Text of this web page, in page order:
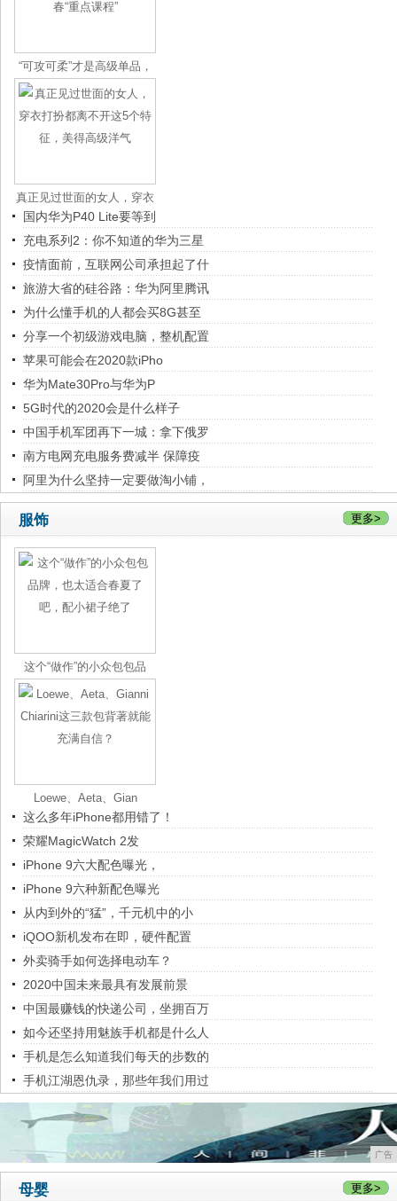
“可攻可柔”才是高级单品，
ge
真正见过世面的女人，穿衣
打扮都
国内华为P40 Lite要等到
充电系列2：你不知道的华为三星
疫情面前，互联网公司承担起了什
旅游大省的硅谷路：华为阿里腾讯
为什么懂手机的人都会买8G甚至
分享一个初级游戏电脑，整机配置
苹果可能会在2020款iPho
华为Mate30Pro与华为P
5G时代的2020会是什么样子
中国手机军团再下一城：拿下俄罗
南方电网充电服务费减半 保障疫
阿里为什么坚持一定要做淘小铺，
服饰 更多>
这个“做作”的小众包包品
牌，也
Loewe、Aeta、Gian
这么多年iPhone都用错了！
荣耀MagicWatch 2发
iPhone 9六大配色曝光，
iPhone 9六种新配色曝光
从内到外的“猛”，千元机中的小
iQOO新机发布在即，硬件配置
外卖骑手如何选择电动车？
2020中国未来最具有发展前景
中国最赚钱的快递公司，坐拥百万
如今还坚持用魅族手机都是什么人
手机是怎么知道我们每天的步数的
手机江湖恩仇录，那些年我们用过
广告
母婴 更多>